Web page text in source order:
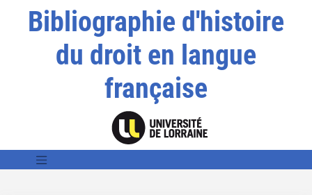
Bibliographie d'histoire
du droit en langue
française